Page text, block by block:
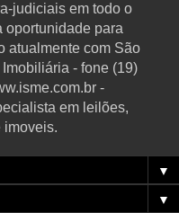
judiciais em todo o
oportunidade para
atualmente com São
- fone (19)
-
em leilões,
imoveis.
▼
▼